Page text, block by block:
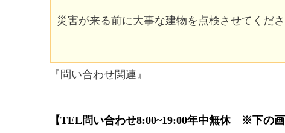
災害が来る前に大事な建物を点検させてくださ
『問い合わせ関連』
【TEL問い合わせ8:00~19:00年中無休 ※下の